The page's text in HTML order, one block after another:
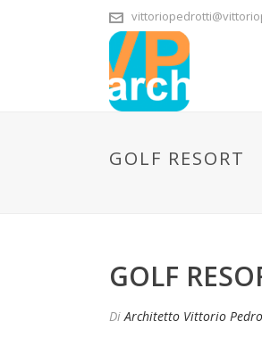
GOLF RESORT
GOLF
DiArchitetto Vittorio